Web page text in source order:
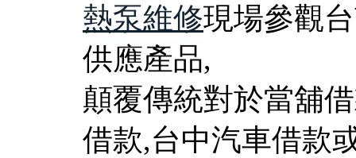
熱泵維修現場參觀
供應產品,
顛覆傳統對於當舖
借款,台中汽車借款